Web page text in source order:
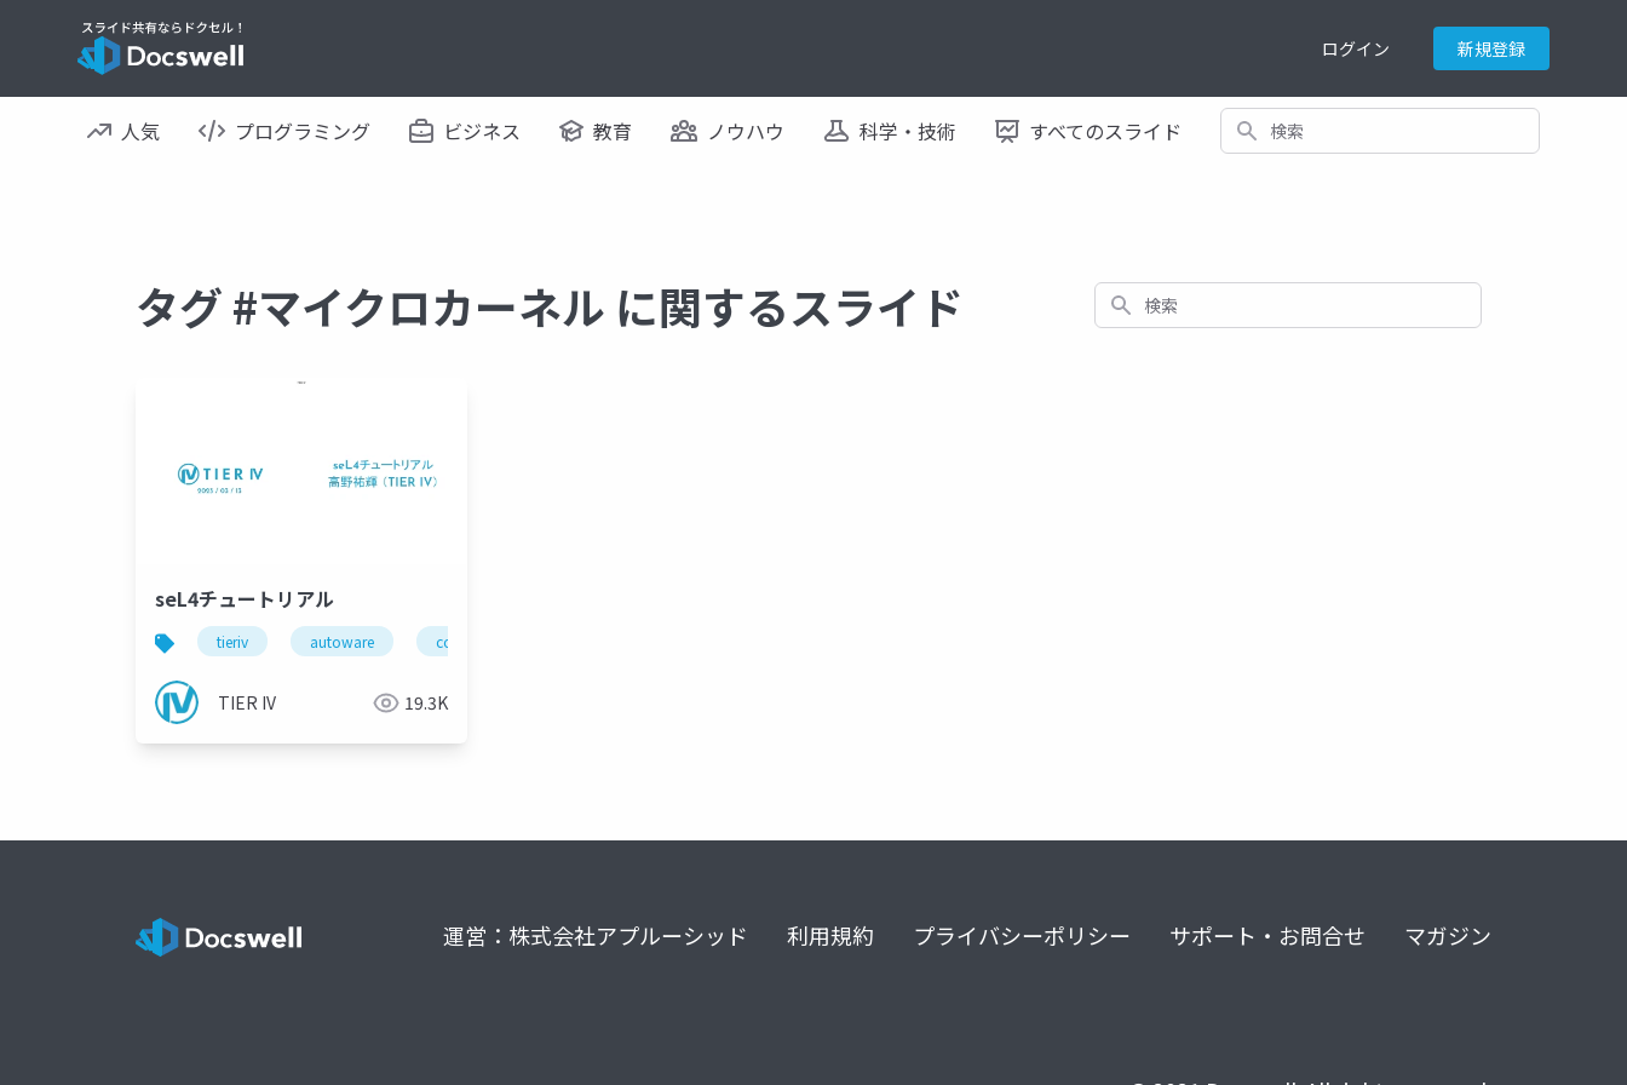
ログイン 新規登録
人気 プログラミング ビジネス 教育 ノウハウ 科学・技術 すべてのスライド 検索
タグ #マイクロカーネル に関するスライド 検索
seL4チュートリアル
tieriv autoware computing
TIER IV 19.3K
運営：株式会社アプルーシッド 利用規約 プライバシーポリシー サポート・お問合せ マガジン